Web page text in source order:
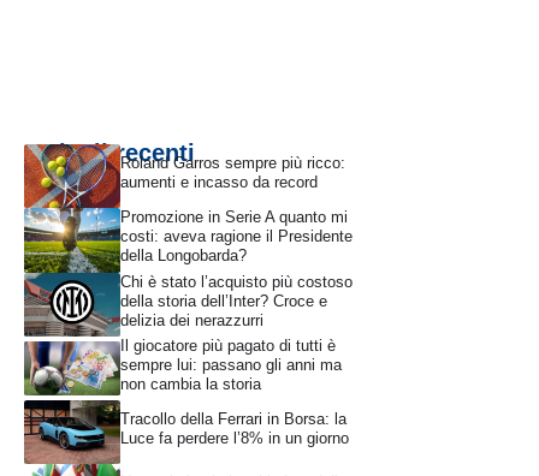
Articoli recentiRoland Garros sempre più ricco:
aumenti e incasso da record
Promozione in Serie A quanto mi
costi: aveva ragione il Presidente
della Longobarda?
Chi è stato l’acquisto più costoso
della storia dell’Inter? Croce e
delizia dei nerazzurri
Il giocatore più pagato di tutti è
sempre lui: passano gli anni ma
non cambia la storia
Tracollo della Ferrari in Borsa: la
Luce fa perdere l’8% in un giorno